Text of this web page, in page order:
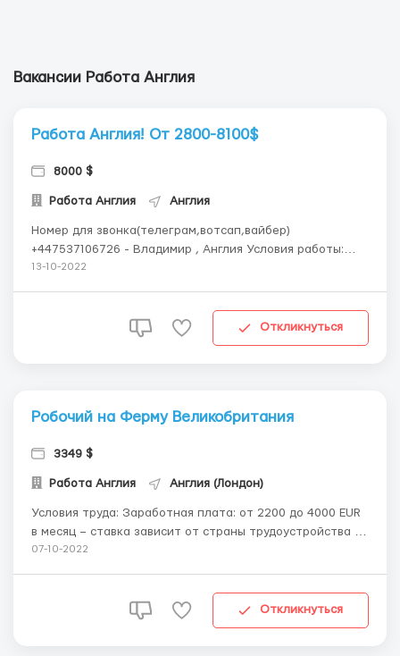
Вакансии Работа Англия
Работа Англия! От 2800-8100$
8000 $
Работа Англия Англия
Номер для звонка(телеграм,вотсап,вайбер)
+447537106726 - Владимир , Англия Условия работы:
Работы на фабриках: Упаковка сортировка шоколадных
животных Упаковка шампуней и мыла "...
13-10-2022
Откликнуться
Робочий на Ферму Великобритания
3349 $
Работа Англия Англия (Лондон)
Условия труда: Заработная плата: от 2200 до 4000 EUR
в месяц – ставка зависит от страны трудоустройства и
отработанных часов; Срок контракта – от 3 до 36
Рабочие живут в оч...
07-10-2022
Откликнуться